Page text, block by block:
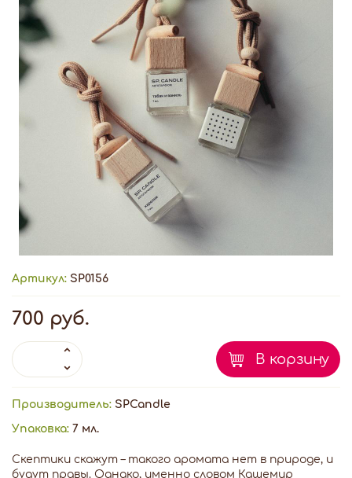
Артикул: SP0156
700 руб.
В корзину
Производитель: SPCandle
Упаковка: 7 мл.
Скептики скажут – такого аромата нет в природе, и
будут правы. Однако, именно словом Кашемир